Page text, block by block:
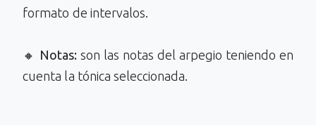
formato de intervalos.
🔸 Notas: son las notas del arpegio teniendo en
cuenta la tónica seleccionada.